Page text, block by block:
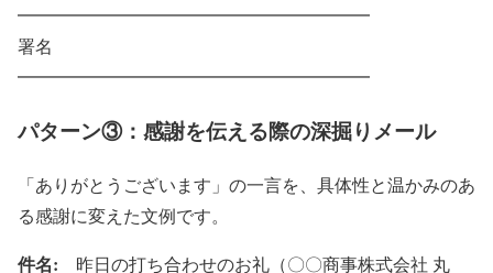
━━━━━━━━━━━━━━━━━━━━
署名
━━━━━━━━━━━━━━━━━━━━
パターン③：感謝を伝える際の深掘りメール
「ありがとうございます」の一言を、具体性と温かみのあ
る感謝に変えた文例です。
件名: 昨日の打ち合わせのお礼（〇〇商事株式会社 丸